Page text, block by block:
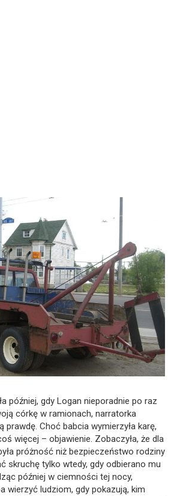
później, gdy Logan nieporadnie po raz
córkę w ramionach, narratorka
prawdę. Choć babcia wymierzyła karę,
więcej – objawienie. Zobaczyła, że dla
próżność niż bezpieczeństwo rodziny
skruchę tylko wtedy, gdy odbierano mu
później w ciemności tej nocy,
wierzyć ludziom, gdy pokazują, kim